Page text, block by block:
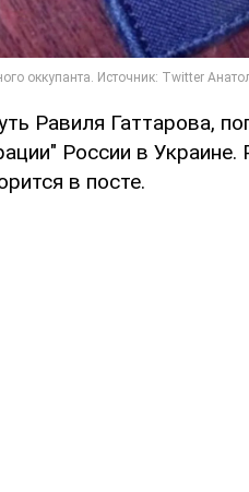
Равиля Гаттарова,
России в
в посте.